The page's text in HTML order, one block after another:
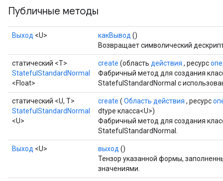
Публичные методы
Выход <U> какВывод ()
Возвращает символический
статический <T>
StatefulStandardNormal
<Float>
create (область действия , ресурс
Фабричный метод для создания
StatefulStandardNormal с
статический <U, T>
StatefulStandardNormal
<U>
create ( Область действия , ресурс
dtype класса<U>)
Фабричный метод для создания
StatefulStandardNormal.
Выход <U> выход ()
Тензор указанной формы,
значениями.